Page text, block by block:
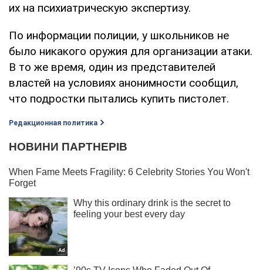
их на психиатрическую экспертизу.
По информации полиции, у школьников не
было никакого оружия для организации атаки.
В то же время, один из представителей
властей на условиях анонимности сообщил,
что подростки пытались купить пистолет.
Редакционная политика